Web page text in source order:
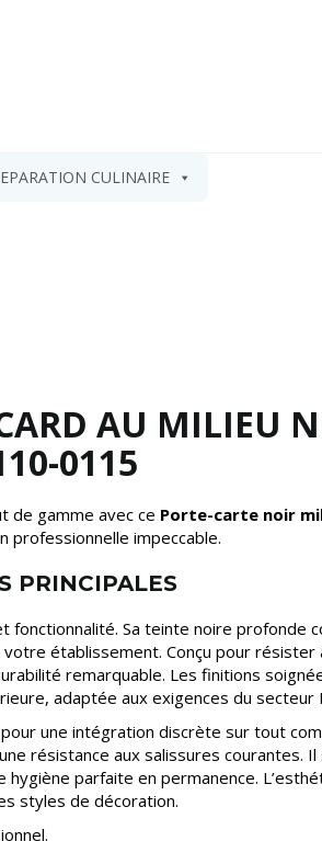
CULINAIRE
AU MILIEU
0115
de gamme avec ce Porte-carte noir
professionnelle impeccable.
PRINCIPALES
fonctionnalité. Sa teinte noire profonde
établissement. Conçu pour résister
remarquable. Les finitions
adaptée aux exigences du secteur
une intégration discrète sur tout
résistance aux salissures courantes. Il
parfaite en permanence.
styles de décoration.